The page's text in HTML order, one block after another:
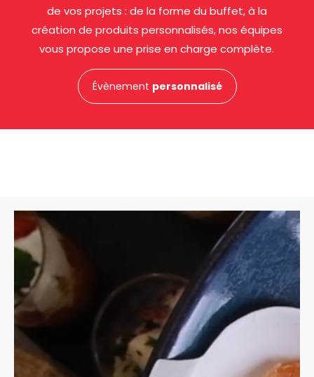
de vos projets : de la forme du buffet, à la
création de produits personnalisés, nos équipes
vous propose une prise en charge complète.
Évènement personnalisé